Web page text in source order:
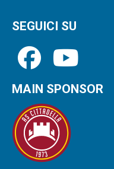
SEGUICI SU
MAIN SPONSOR